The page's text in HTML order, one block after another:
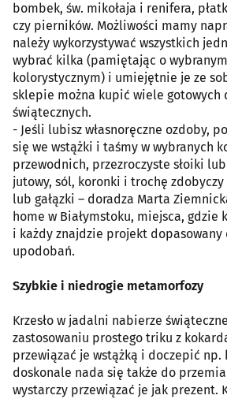
bombek, św. mikołaja i renifera,
czy pierników. Możliwości mamy
należy wykorzystywać wszystkich
wybrać kilka (pamiętając o
kolorystycznym) i umiejętnie je ze
sklepie można kupić wiele gotowych
świątecznych.
- Jeśli lubisz własnoręczne ozdoby,
się we wstążki i taśmy w wybranych
przewodnich, przezroczyste słoiki
jutowy, sól, koronki i trochę zdobyczy
lub gałązki – doradza Marta
home w Białymstoku, miejsca, gdzie
i każdy znajdzie projekt
upodobań.
Szybkie i niedrogie metamorfozy
Krzesło w jadalni nabierze
zastosowaniu prostego triku z
przewiązać je wstążką i doczepić np.
doskonale nada się także do
wystarczy przewiązać je jak prezent.